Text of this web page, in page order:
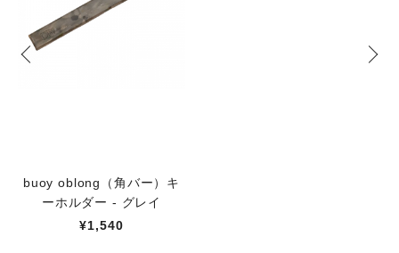
buoy oblong（角バー）キ
ーホルダー - グレイ
¥1,540